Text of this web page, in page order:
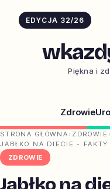
EDYCJA 32/26
Piękna i
Zdrowie
STRONA GŁÓWNA › ZDROWIE ›
JABŁKO NA DIECIE - FAKTY
ZDROWIE